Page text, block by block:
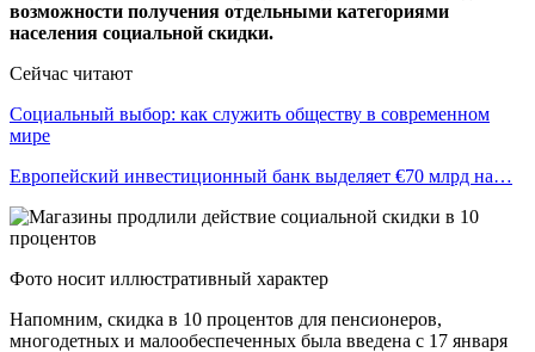
возможности получения отдельными категориями
населения социальной скидки.
Сейчас читают
Социальный выбор: как служить обществу в современном
мире
Европейский инвестиционный банк выделяет €70 млрд на…
Фото носит иллюстративный характер
Напомним, скидка в 10 процентов для пенсионеров,
многодетных и малообеспеченных была введена с 17 января